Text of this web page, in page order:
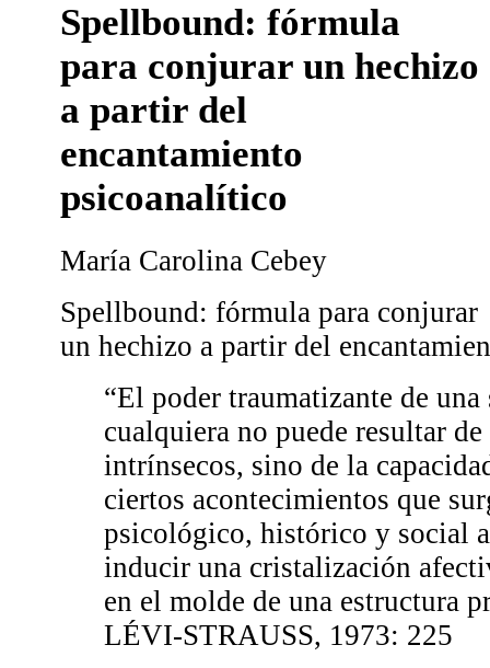
Spellbound: fórmula
para conjurar un hechizo
a partir del
encantamiento
psicoanalítico
María Carolina Cebey
Spellbound: fórmula para conjurar
un hechizo a partir del
“El poder traumatizante de
cualquiera no puede resultar de
intrínsecos, sino de la
ciertos acontecimientos que
psicológico, histórico y social
inducir una cristalización
en el molde de una estructura
LÉVI-STRAUSS, 1973: 225